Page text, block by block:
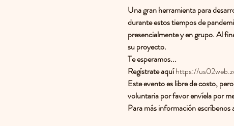
Una gran herramienta para
durante estos tiempos de
presencialmente y en grupo. Al
su proyecto.
Te esperamos...
Regístrate aquí https://
Este evento es libre de costo,
voluntaria por favor envíela por
Para más información escríbenos